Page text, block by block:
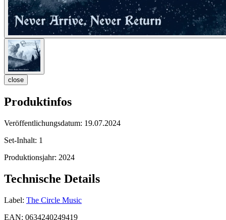
close
Produktinfos
Veröffentlichungsdatum: 19.07.2024
Set-Inhalt: 1
Produktionsjahr: 2024
Technische Details
Label: The Circle Music
EAN: 0634240249419